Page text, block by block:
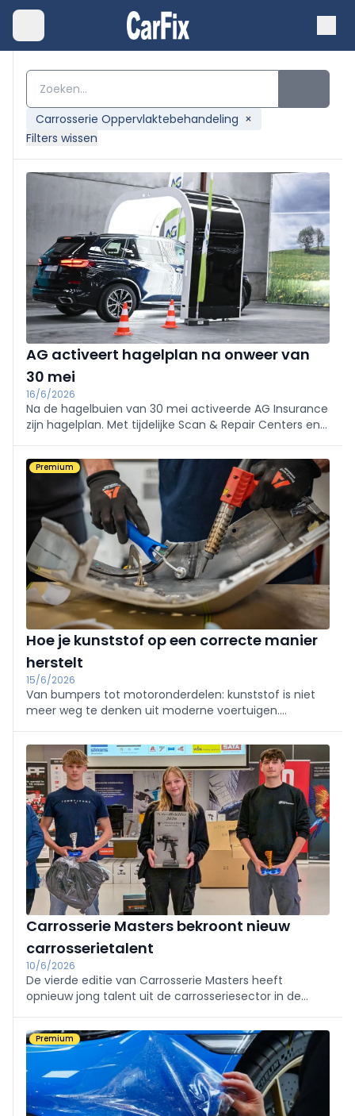
Carrosserie Oppervlaktebehandeling ×
Filters wissen
AG activeert hagelplan na onweer van
30 mei
16/6/2026
Na de hagelbuien van 30 mei activeerde AG Insurance
zijn hagelplan. Met tijdelijke Scan & Repair Centers en
expertise en herstelling van beschadigde voertuigen
versnellen.
Premium
Hoe je kunststof op een correcte manier
herstelt
15/6/2026
Van bumpers tot motoronderdelen: kunststof is niet
meer weg te denken uit moderne voertuigen.
hersteltechnieken vandaag worden toegepast en
waar het in de praktijk vaak fout loopt.
Carrosserie Masters bekroont nieuw
carrosserietalent
10/6/2026
De vierde editie van Carrosserie Masters heeft
opnieuw jong talent uit de carrosseriesector in de
Wansink uitgeroepen tot beste spuiter en Alsoori
Baqer tot beste plaatslager.
Premium